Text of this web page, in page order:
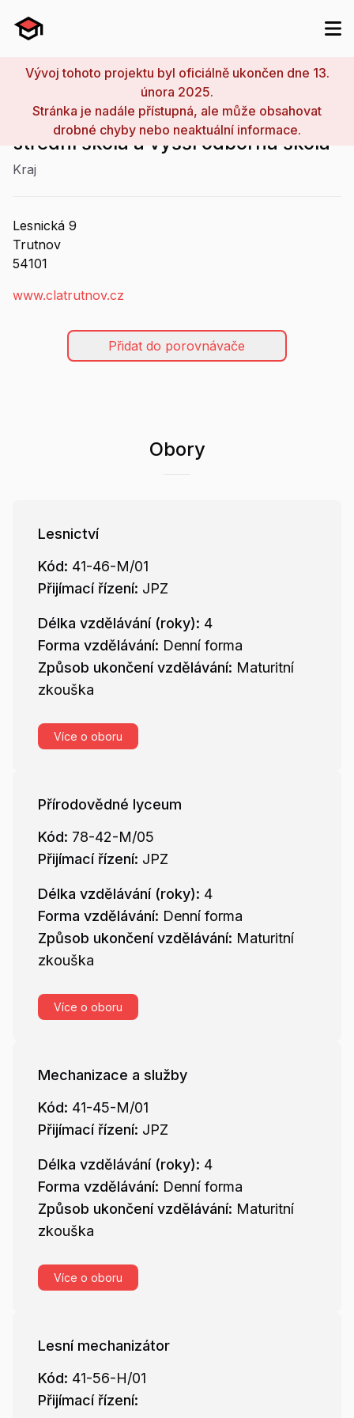
Vývoj tohoto projektu byl oficiálně ukončen dne 13.
února 2025.
Stránka je nadále přístupná, ale může obsahovat
drobné chyby nebo neaktuální informace.
Česká lesnická akademie Trutnov -
střední škola a vyšší odborná škola
Kraj
Lesnická 9
Trutnov
54101
www.clatrutnov.cz
Přidat do porovnávače
Obory
Lesnictví
Kód: 41-46-M/01
Přijímací řízení: JPZ
Délka vzdělávání (roky): 4
Forma vzdělávání: Denní forma
Způsob ukončení vzdělávání: Maturitní
zkouška
Více o oboru
Přírodovědné lyceum
Kód: 78-42-M/05
Přijímací řízení: JPZ
Délka vzdělávání (roky): 4
Forma vzdělávání: Denní forma
Způsob ukončení vzdělávání: Maturitní
zkouška
Více o oboru
Mechanizace a služby
Kód: 41-45-M/01
Přijímací řízení: JPZ
Délka vzdělávání (roky): 4
Forma vzdělávání: Denní forma
Způsob ukončení vzdělávání: Maturitní
zkouška
Více o oboru
Lesní mechanizátor
Kód: 41-56-H/01
Přijímací řízení: